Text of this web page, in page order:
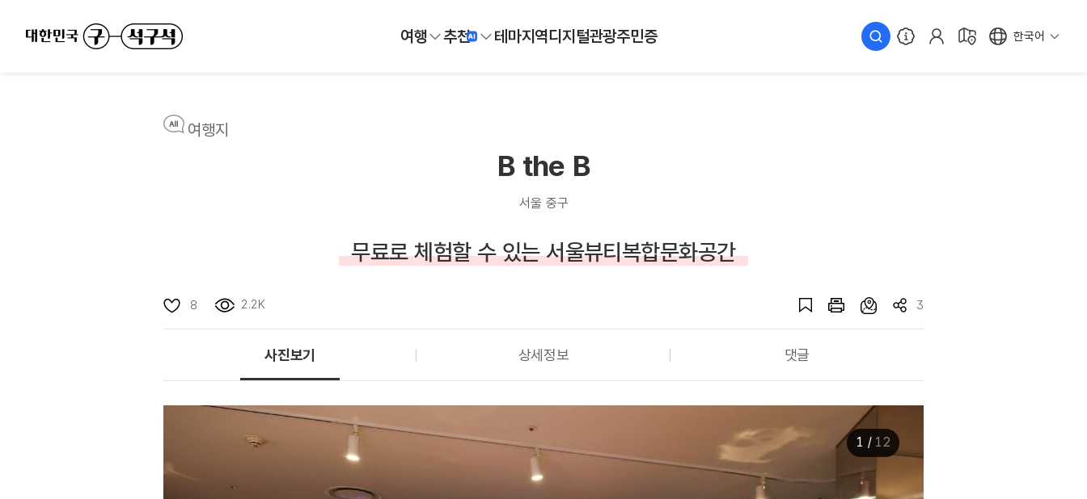
여행 추천 테마지역디지털관광주민증 한국어
여행지
B the B
서울 중구
무료로 체험할 수 있는 서울뷰티복합문화공간
8 2.2K 3
사진보기 상세정보 댓글
1 / 12